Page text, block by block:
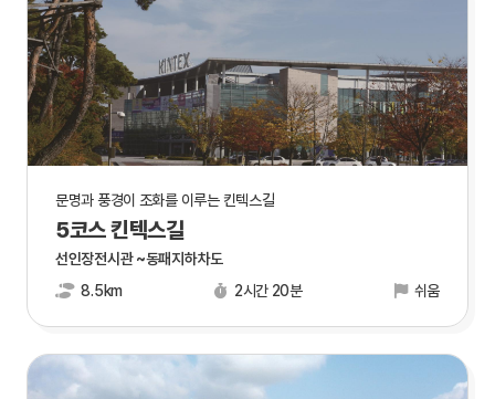
문명과 풍경이 조화를 이루는 킨텍스길
5코스 킨텍스길
선인장전시관 ~동패지하차도
8.5km
2시간 20분 쉬움